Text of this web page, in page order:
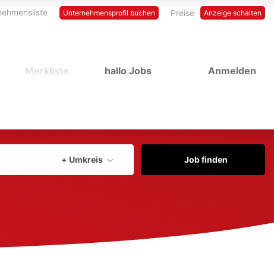
Anzeige schalten
Unternehmensprofil buchen Preise
Anmelden
Merkliste hallo Jobs
+ Umkreis
Aktuellen Ort verwenden
Job finden